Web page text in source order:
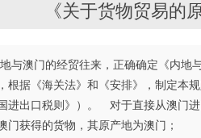
《关于货物贸易的
澳门的经贸往来，正确确定《内地
根据《海关法》和《安排》，制定
进出口税则》）。 对于直接从澳门
获得的货物，其原产地为澳门； （